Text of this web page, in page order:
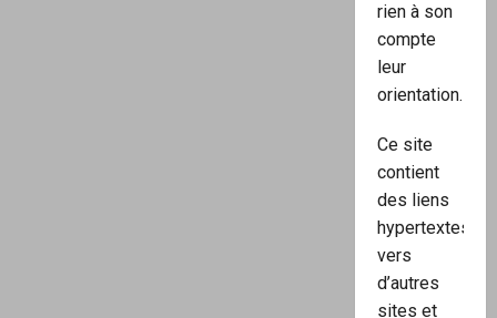
rien à son
compte
leur
orientation.
Ce site
contient
des liens
hypertextes
vers
d’autres
sites et